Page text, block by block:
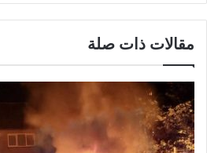
مقالات ذات صلة